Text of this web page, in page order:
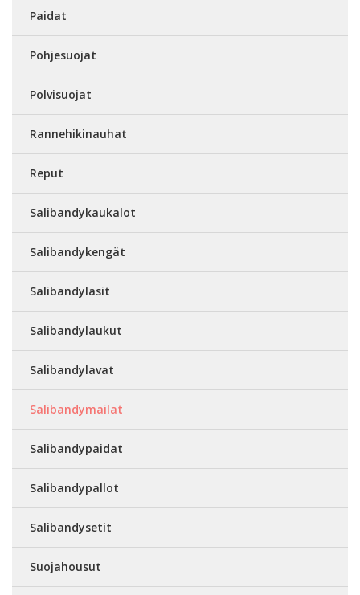
Paidat
Pohjesuojat
Polvisuojat
Rannehikinauhat
Reput
Salibandykaukalot
Salibandykengät
Salibandylasit
Salibandylaukut
Salibandylavat
Salibandymailat
Salibandypaidat
Salibandypallot
Salibandysetit
Suojahousut